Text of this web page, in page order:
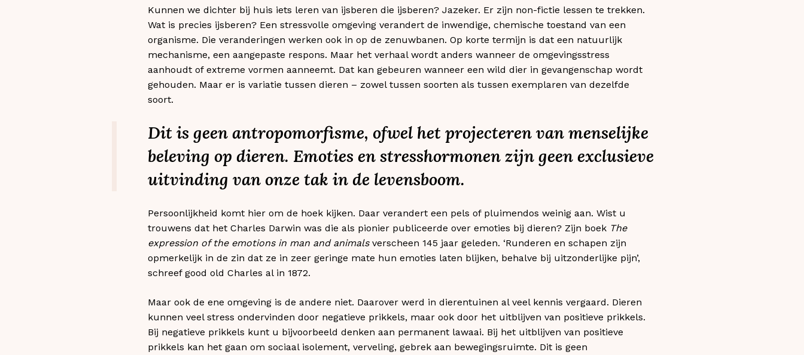
Kunnen we dichter bij huis iets leren van ijsberen die ijsberen? Jazeker. Er zijn non-fictie lessen te trekken.
Wat is precies ijsberen? Een stressvolle omgeving verandert de inwendige, chemische toestand van een
organisme. Die veranderingen werken ook in op de zenuwbanen. Op korte termijn is dat een natuurlijk
mechanisme, een aangepaste respons. Maar het verhaal wordt anders wanneer de omgevingsstress
aanhoudt of extreme vormen aanneemt. Dat kan gebeuren wanneer een wild dier in gevangenschap wordt
gehouden. Maar er is variatie tussen dieren – zowel tussen soorten als tussen exemplaren van dezelfde
soort.
Dit is geen antropomorfisme, ofwel het projecteren van menselijke
beleving op dieren. Emoties en stresshormonen zijn geen exclusieve
uitvinding van onze tak in de levensboom.
Persoonlijkheid komt hier om de hoek kijken. Daar verandert een pels of pluimendos weinig aan. Wist u
trouwens dat het Charles Darwin was die als pionier publiceerde over emoties bij dieren? Zijn boek The
expression of the emotions in man and animalsverscheen 145 jaar geleden. ‘Runderen en schapen zijn
opmerkelijk in de zin dat ze in zeer geringe mate hun emoties laten blijken, behalve bij uitzonderlijke pijn’,
schreef good old Charles al in 1872.
Maar ook de ene omgeving is de andere niet. Daarover werd in dierentuinen al veel kennis vergaard. Dieren
kunnen veel stress ondervinden door negatieve prikkels, maar ook door het uitblijven van positieve prikkels.
Bij negatieve prikkels kunt u bijvoorbeeld denken aan permanent lawaai. Bij het uitblijven van positieve
prikkels kan het gaan om sociaal isolement, verveling, gebrek aan bewegingsruimte. Dit is geen